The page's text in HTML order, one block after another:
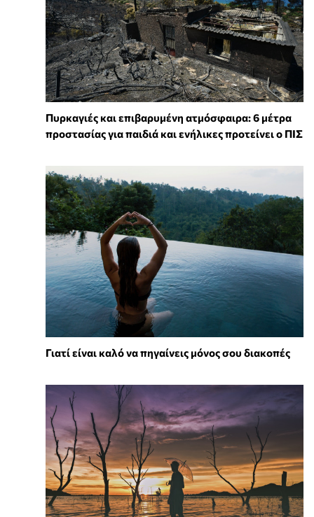
Πυρκαγιές και επιβαρυμένη ατμόσφαιρα: 6 μέτρα
προστασίας για παιδιά και ενήλικες προτείνει ο ΠΙΣ
Γιατί είναι καλό να πηγαίνεις μόνος σου διακοπές